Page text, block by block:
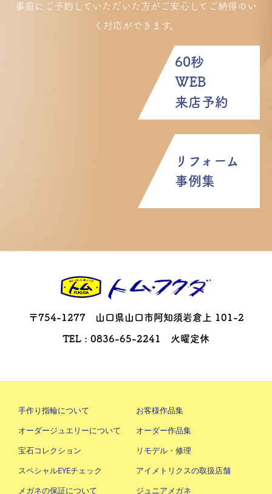
事前にご予約していただいた方がご安心してご納得のい
く対応ができます。
60秒
WEB
来店予約
リフォーム
事例集
〒754-1277 山口県山口市阿知須岩倉上 101-2
TEL : 0836-65-2241 火曜定休
手作り指輪について
お客様作品集
オーダージュエリーについて
オーダー作品集
宝石コレクション
リモデル・修理
スペシャルEYEチェック
アイメトリクスの取扱店舗
メガネの保証について
ジュニアメガネ